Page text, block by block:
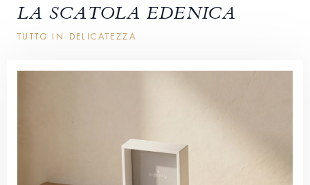
LA SCATOLA EDENICA
TUTTO IN DELICATEZZA